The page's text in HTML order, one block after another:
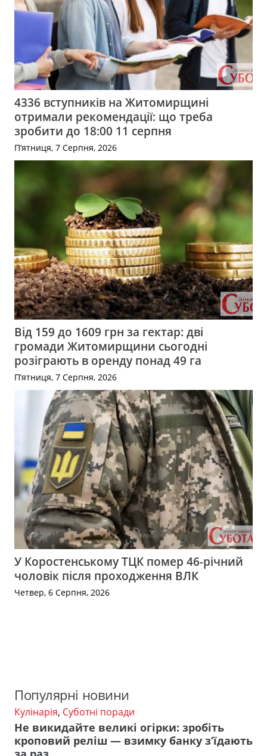
4336 вступників на Житомирщині
отримали рекомендації: що треба
зробити до 18:00 11 серпня
П’ятниця, 7 Серпня, 2026
Від 159 до 1609 грн за гектар: дві
громади Житомирщини сьогодні
розіграють в оренду понад 49 га
П’ятниця, 7 Серпня, 2026
У Коростенському ТЦК помер 46-річний
чоловік після проходження ВЛК
Четвер, 6 Серпня, 2026
Популярні новини
Кулінарія, Суботні поради
Не викидайте великі огірки: зробіть
кроповий реліш — взимку банку з’їдають